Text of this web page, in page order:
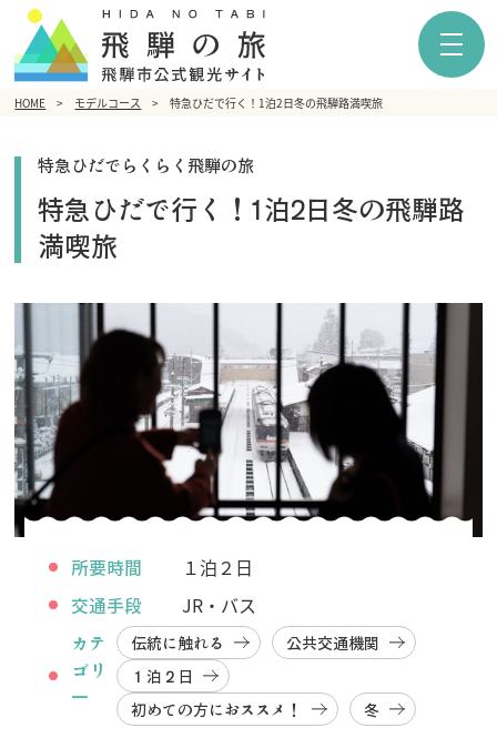
HOME モデルコース 特急ひだで行く！1泊2日冬の飛騨路満喫旅
特急ひだでらくらく飛騨の旅
特急ひだで行く！1泊2日冬の飛騨路
満喫旅
所要時間
１泊２日
交通手段
JR・バス
カテ
ゴリ
ー
伝統に触れる
公共交通機関
１泊２日
初めての方におススメ！
冬